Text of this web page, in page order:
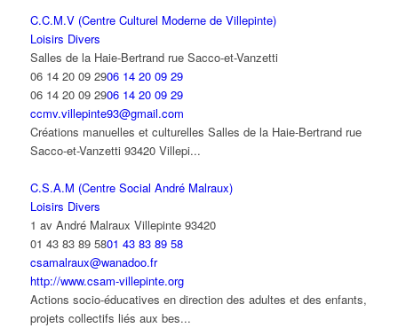
C.C.M.V (Centre Culturel Moderne de Villepinte)
Loisirs Divers
Salles de la Haie-Bertrand rue Sacco-et-Vanzetti
06 14 20 09 2906 14 20 09 29
06 14 20 09 2906 14 20 09 29
ccmv.villepinte93@gmail.com
Créations manuelles et culturelles Salles de la Haie-Bertrand rue
Sacco-et-Vanzetti 93420 Villepi...
C.S.A.M (Centre Social André Malraux)
Loisirs Divers
1 av André Malraux Villepinte 93420
01 43 83 89 5801 43 83 89 58
csamalraux@wanadoo.fr
http://www.csam-villepinte.org
Actions socio-éducatives en direction des adultes et des enfants,
projets collectifs liés aux bes...